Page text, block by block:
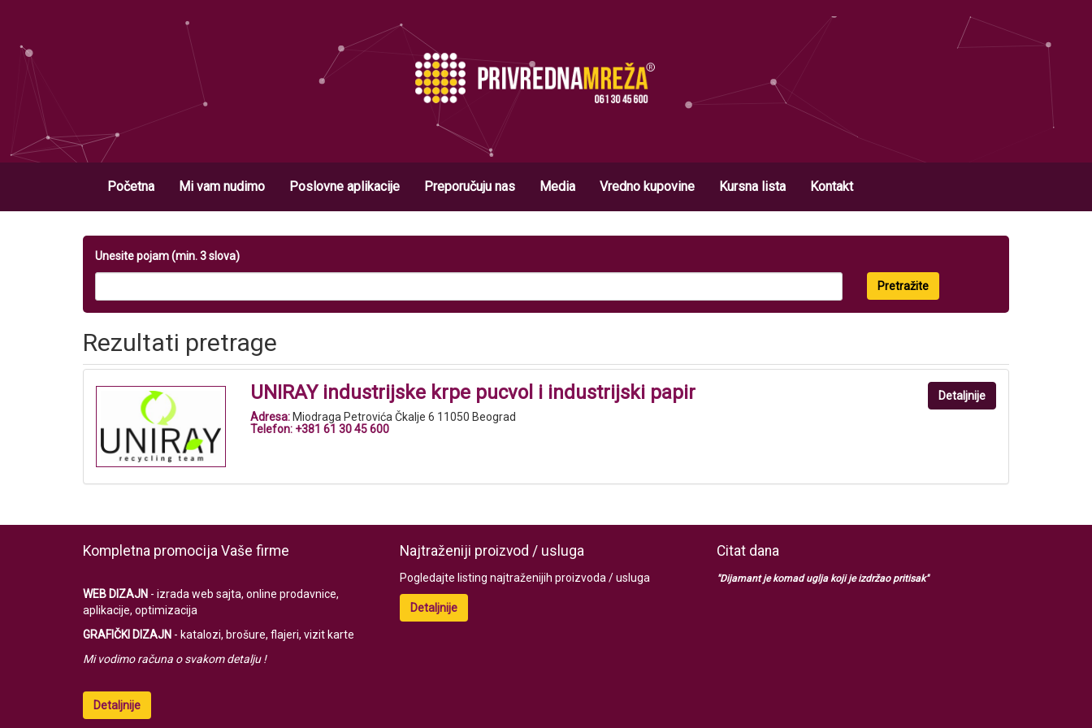
Početna Mi vam nudimo Poslovne aplikacije Preporučuju nas Media Vredno kupovine Kursna lista Kontakt
Unesite pojam (min. 3 slova)
Pretražite
Rezultati pretrage
UNIRAY industrijske krpe pucvol i industrijski papir
Adresa: Miodraga Petrovića Čkalje 6 11050 Beograd
Telefon: +381 61 30 45 600
Detaljnije
Kompletna promocija Vaše firme
WEB DIZAJN - izrada web sajta, online prodavnice,
aplikacije, optimizacija
GRAFIČKI DIZAJN - katalozi, brošure, flajeri, vizit karte
Mi vodimo računa o svakom detalju !
Detaljnije
Najtraženiji proizvod / usluga
Pogledajte listing najtraženijih proizvoda / usluga
Detaljnije
Citat dana
"Dijamant je komad uglja koji je izdržao pritisak"